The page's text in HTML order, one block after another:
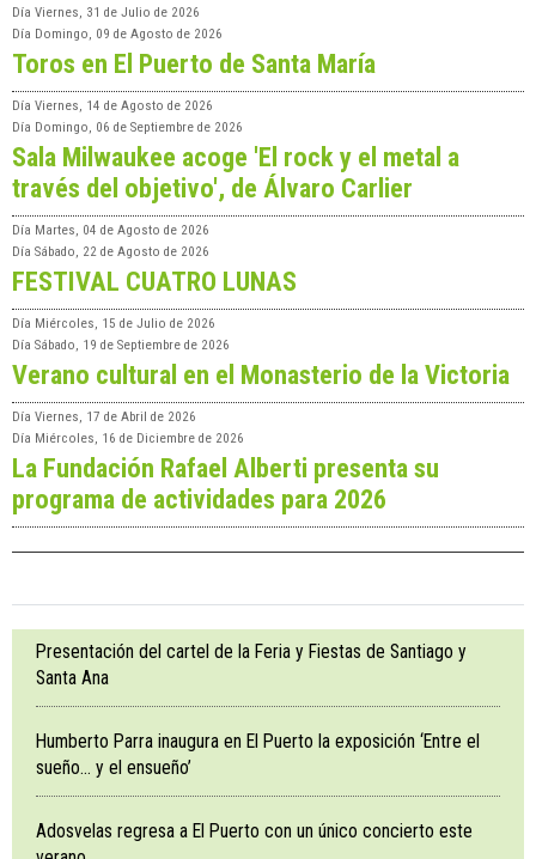
Día Viernes, 31 de Julio de 2026
Día Domingo, 09 de Agosto de 2026
Toros en El Puerto de Santa María
Día Viernes, 14 de Agosto de 2026
Día Domingo, 06 de Septiembre de 2026
Sala Milwaukee acoge 'El rock y el metal a
través del objetivo', de Álvaro Carlier
Día Martes, 04 de Agosto de 2026
Día Sábado, 22 de Agosto de 2026
FESTIVAL CUATRO LUNAS
Día Miércoles, 15 de Julio de 2026
Día Sábado, 19 de Septiembre de 2026
Verano cultural en el Monasterio de la Victoria
Día Viernes, 17 de Abril de 2026
Día Miércoles, 16 de Diciembre de 2026
La Fundación Rafael Alberti presenta su
programa de actividades para 2026
Presentación del cartel de la Feria y Fiestas de Santiago y
Santa Ana
Humberto Parra inaugura en El Puerto la exposición ‘Entre el
sueño… y el ensueño’
Adosvelas regresa a El Puerto con un único concierto este